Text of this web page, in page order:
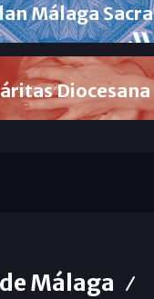
Málaga Sacra
Diocesana
Málaga